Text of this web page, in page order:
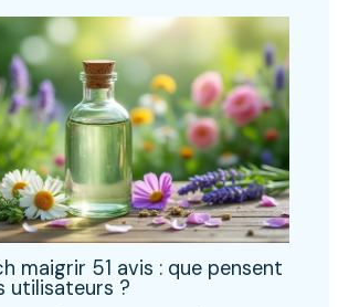
maigrir 51 avis : que pensent
utilisateurs ?